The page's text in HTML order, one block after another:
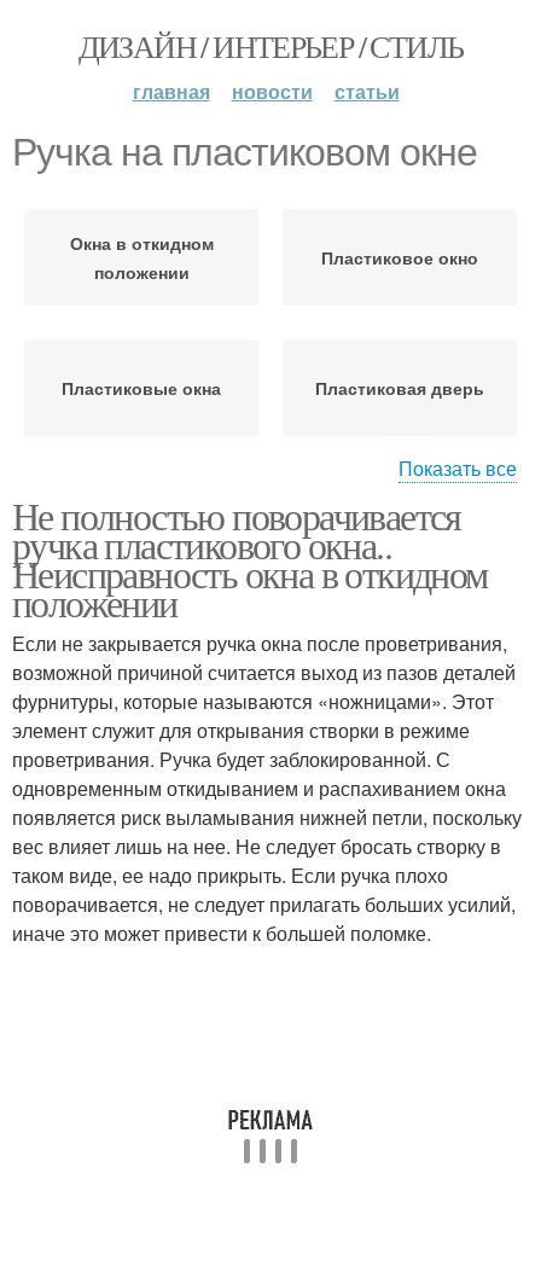
ДИЗАЙН / ИНТЕРЬЕР / СТИЛЬ
главная новости статьи
Ручка на пластиковом окне
Окна в откидном
положении
Пластиковое окно
Пластиковые окна Пластиковая дверь
Окно из режима
Показать все
Не полностью поворачивается
ручка пластикового окна..
Неисправность окна в откидном
положении
Если не закрывается ручка окна после проветривания,
возможной причиной считается выход из пазов деталей
фурнитуры, которые называются «ножницами». Этот
элемент служит для открывания створки в режиме
проветривания. Ручка будет заблокированной. С
одновременным откидыванием и распахиванием окна
появляется риск выламывания нижней петли, поскольку
вес влияет лишь на нее. Не следует бросать створку в
таком виде, ее надо прикрыть. Если ручка плохо
поворачивается, не следует прилагать больших усилий,
иначе это может привести к большей поломке.